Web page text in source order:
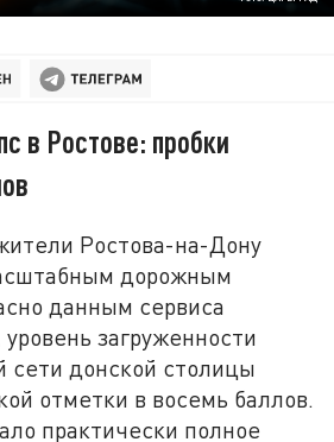
в Ростове: пробки
Ростова-на-Дону
дорожным
данным сервиса
загруженности
сети донской столицы
отметки в восемь баллов.
практически полное